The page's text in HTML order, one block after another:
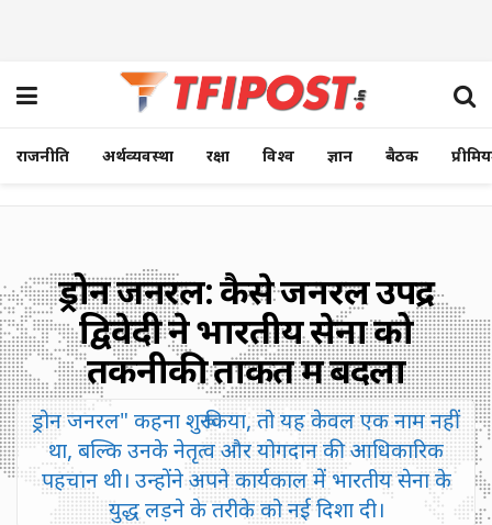
राजनीति अर्थव्यवस्था रक्षा विश्व ज्ञान बैठक
ड्रोन जनरल: कैसे जनरल उपेंद्र
द्विवेदी ने भारतीय सेना को
तकनीकी ताकत में बदला
ड्रोन जनरल" कहना शुरू किया, तो यह केवल एक नाम नहीं
था, बल्कि उनके नेतृत्व और योगदान की आधिकारिक
पहचान थी। उन्होंने अपने कार्यकाल में भारतीय सेना के
युद्ध लड़ने के तरीके को नई दिशा दी।